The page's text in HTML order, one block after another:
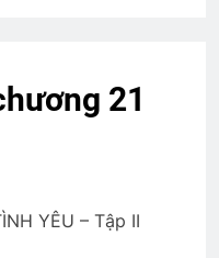
Viếng CSVSQ Cao
Thêm K25
21
YÊU – Tập II